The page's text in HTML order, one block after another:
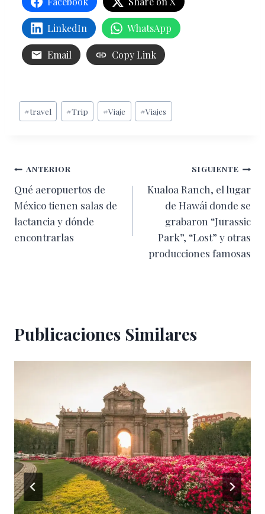
LinkedIn WhatsApp
Email Copy Link
Etiquetas
de
#travel #Trip #Viaje #Viajes
Navegación
de
entradas
ANTERIOR
Qué aeropuertos de
México tienen salas de
lactancia y dónde
encontrarlas
SIGUIENTE
Kualoa Ranch, el lugar
de Hawái donde se
grabaron “Jurassic
Park”, “Lost” y otras
producciones famosas
Publicaciones Similares